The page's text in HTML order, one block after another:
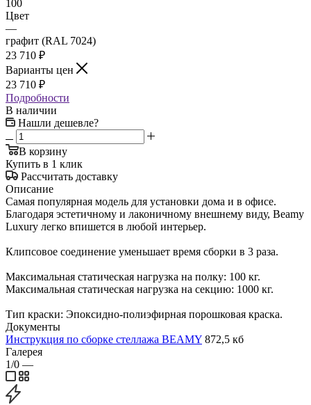
100
Цвет
—
графит (RAL 7024)
23 710 ₽
Варианты цен
23 710 ₽
Подробности
В наличии
Нашли дешевле?
В корзину
Купить в 1 клик
Рассчитать доставку
Описание
Самая популярная модель для установки дома и в офисе.
Благодаря эстетичному и лаконичному внешнему виду, Beamy
Luxury легко впишется в любой интерьер.
Клипсовое соединение уменьшает время сборки в 3 раза.
Максимальная статическая нагрузка на полку: 100 кг.
Максимальная статическая нагрузка на секцию: 1000 кг.
Тип краски: Эпоксидно-полиэфирная порошковая краска.
Документы
Инструкция по сборке стеллажа BEAMY 872,5 кб
Галерея
1/0 —